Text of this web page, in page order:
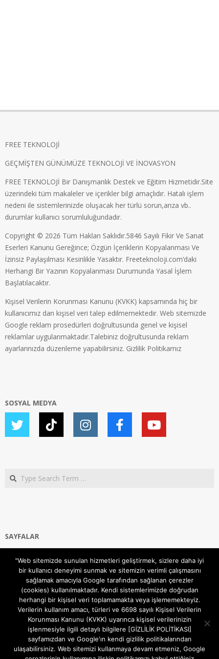
FREE TEKNOLOJİ
GEÇMİŞTEN GÜNÜMÜZE TEKNOLOJİ VE İNOVASYON
FREE TEKNOLOJİ Bir Danışmanlık Destek ve Eğitim Hizmetidir.Site
üzerindeki tüm makaleler ve içerikler bilgi amaçlıdır. Hatalı işlem
nedeni ile sistemlerinizde oluşacak her türlü sorun,arıza vb..
durumlar kullanıcı sorumluluğundadır.
Copyright © 2026 Tüm Hakları Saklıdır.5846 Sayılı Fikir Ve Sanat
Eserleri Kanunu Gereğince; Özgün İçeriklerin Kopyalanması Ve
İzinsiz Paylaşılması Kesinlikle Yasaktır. Freeteknoloji.com’daki
Herhangi Bir Yazının Kopyalanması Durumunda Yasal İşlem
Başlatılacaktır.
Kişisel Verilerin Korunması Kanunu (KVKK) kapsamında hiç bir
kullanıcımız dan kişisel veri talep edilmemektedir. Web sitemizde
Google reklam prosedürleri doğrultusunda genel ve kişisel
reklamlar uygulanmaktadır.Talebiniz doğrultusunda reklam
ayarlarınızda düzenleme yapabilirsiniz. Gizlilik Politikamız
SOSYAL MEDYA
Search
SAYFALAR
Gizlilik ve Çerezler (Cookies) Politikası
Hakkımızda
İletişim Kanalları
MODEM KURULUM
TEKNİK DESTEK
TELEVİZYON SİSTEMLERİ
"Web sitemizde sunulan hizmetleri geliştirmek, sizlere daha iyi
bir kullanıcı deneyimi sunmak ve sitemizin verimli çalışmasını
sağlamak amacıyla Google tarafından sağlanan çerezler
(cookies) kullanılmaktadır. Kendi sistemlerimizde doğrudan
herhangi bir kişisel veri toplamamakta veya işlememekteyiz.
Verilerin kullanım amacı, türleri ve 6698 sayılı Kişisel Verilerin
Korunması Kanunu (KVKK) uyarınca kişisel verilerinizin
işlenmesiyle ilgili detaylı bilgilere [GİZLİLİK POLİTİKASI]
sayfamızdan ve Google'ın kendi gizlilik politikalarından
ulaşabilirsiniz. Web sitemizi kullanmaya devam etmeniz, Google